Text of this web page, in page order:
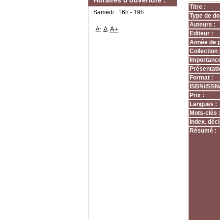
Titre :
Type de
Auteurs :
Editeur :
Année de
Collection
Format :
ISBN/
Prix :
Langues :
Mots-clés :
Index.
Résumé :
Samedi : 16h - 19h
A- A A+